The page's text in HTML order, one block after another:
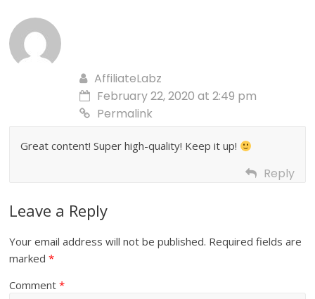
AffiliateLabz
February 22, 2020 at 2:49 pm
Permalink
Great content! Super high-quality! Keep it up!
Reply
Leave a Reply
Your email address will not be published. Required fields are
marked*
Comment*